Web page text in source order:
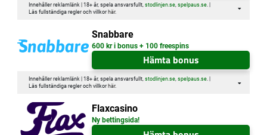
Innehåller reklamlänk | 18+ år, spela ansvarsfullt, stodlinjen.se, spelpaus.se. |
Läs fullständiga regler och villkor här.
Snabbare
600 kr i bonus + 100 freespins
Hämta bonus
Innehåller reklamlänk | 18+ år, spela ansvarsfullt, stodlinjen.se, spelpaus.se. |
Läs fullständiga regler och villkor här.
Flaxcasino
Ny bettingsida!